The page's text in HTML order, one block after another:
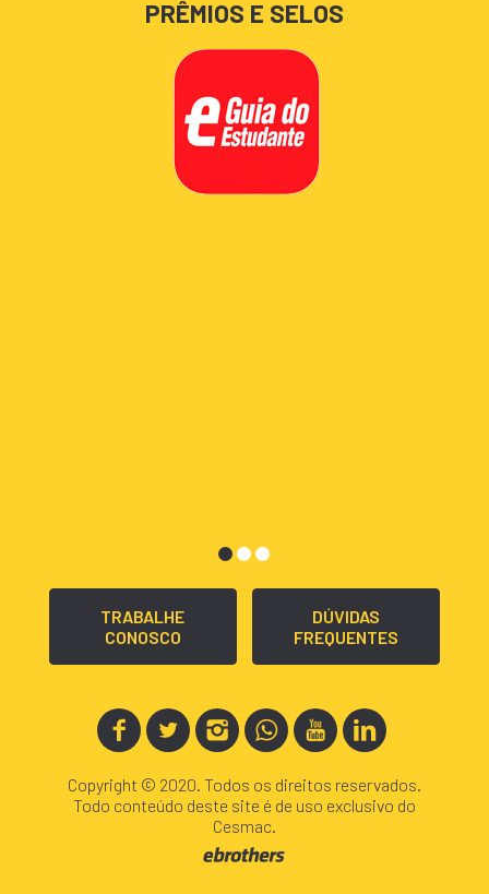
PRÊMIOS E SELOS
TRABALHE
CONOSCO
DÚVIDAS
FREQUENTES
Copyright © 2020. Todos os direitos reservados.
Todo conteúdo deste site é de uso exclusivo do
Cesmac.